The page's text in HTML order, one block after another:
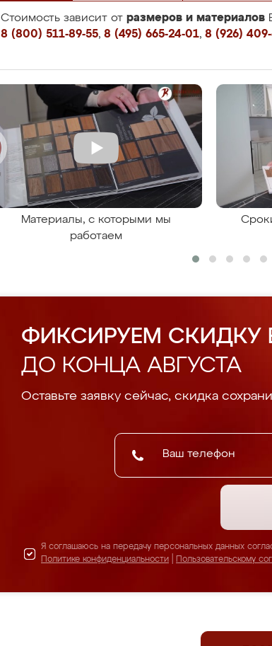
Стоимость зависит от размеров и материалов
8 (800) 511-89-55, 8 (495) 665-24-01, 8 (926)
Материалы, с которыми мы
работаем
ФИКСИРУЕМ СКИДКУ
ДО КОНЦА АВГУСТА
Оставьте заявку сейчас, скидка
Я соглашаюсь на передачу персональных данных
Политике конфиденциальности
Пользовательскому